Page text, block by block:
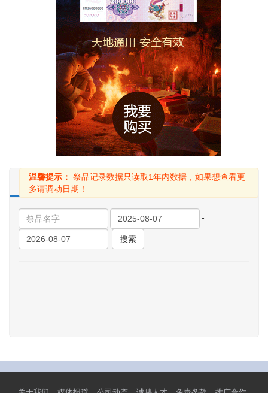
使用中
温馨提示： 祭品记录数据只读取1年内数据，如果想查看更
多请调动日期！
-
搜索